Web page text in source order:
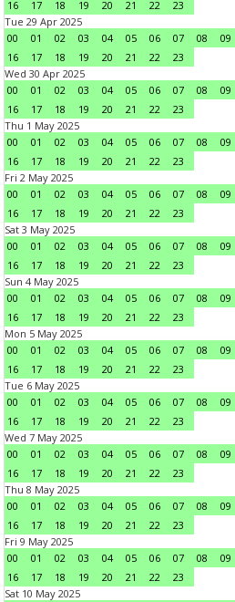
16 17 18 19 20 21 22
23
Tue 29 Apr 2025
00
01 02 03 04 05 06 07 08 09
16
17 18 19 20 21 22
23
Wed 30 Apr 2025
00
01 02 03 04 05 06 07 08 09
16
17 18 19 20 21 22
23
Thu 1 May 2025
00
01 02 03 04 05 06 07 08 09
16
17 18 19 20 21 22
23
Fri 2 May 2025
00
01 02 03 04 05 06 07 08 09
16
17 18 19 20 21 22
23
Sat 3 May 2025
00
01 02 03 04 05 06 07 08 09
16
17 18 19 20 21 22
23
Sun 4 May 2025
00
01 02 03 04 05 06 07 08 09
16
17 18 19 20 21 22
23
Mon 5 May 2025
00
01 02 03 04 05 06 07 08 09
16
17 18 19 20 21 22
23
Tue 6 May 2025
00
01 02 03 04 05 06 07 08 09
16
17 18 19 20 21 22
23
Wed 7 May 2025
00
01 02 03 04 05 06 07 08 09
16
17 18 19 20 21 22
23
Thu 8 May 2025
00
01 02 03 04 05 06 07 08 09
16
17 18 19 20 21 22
23
Fri 9 May 2025
00
01 02 03 04 05 06 07 08 09
16
17 18 19 20 21 22
23
Sat 10 May 2025